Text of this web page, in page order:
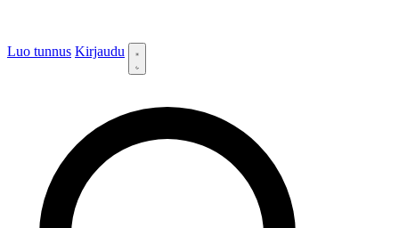
Luo tunnus Kirjaudu